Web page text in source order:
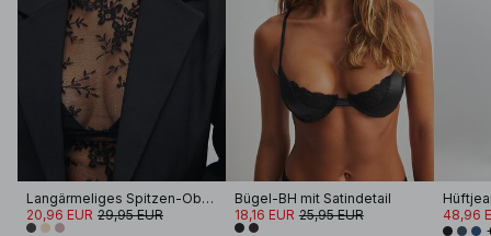
Langärmeliges Spitzen-Oberteil
20,96 EUR 29,95 EUR
Bügel-BH mit Satindetail
18,16 EUR 25,95 EUR
48,96